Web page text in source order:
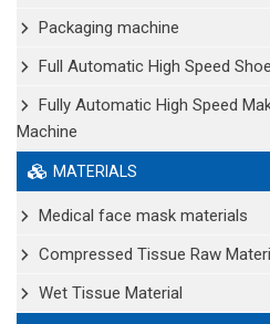
Packaging machine
Full Automatic High Speed
Fully Automatic High Speed
Machine
MATERIALS
Medical face mask materials
Compressed Tissue Raw
Wet Tissue Material